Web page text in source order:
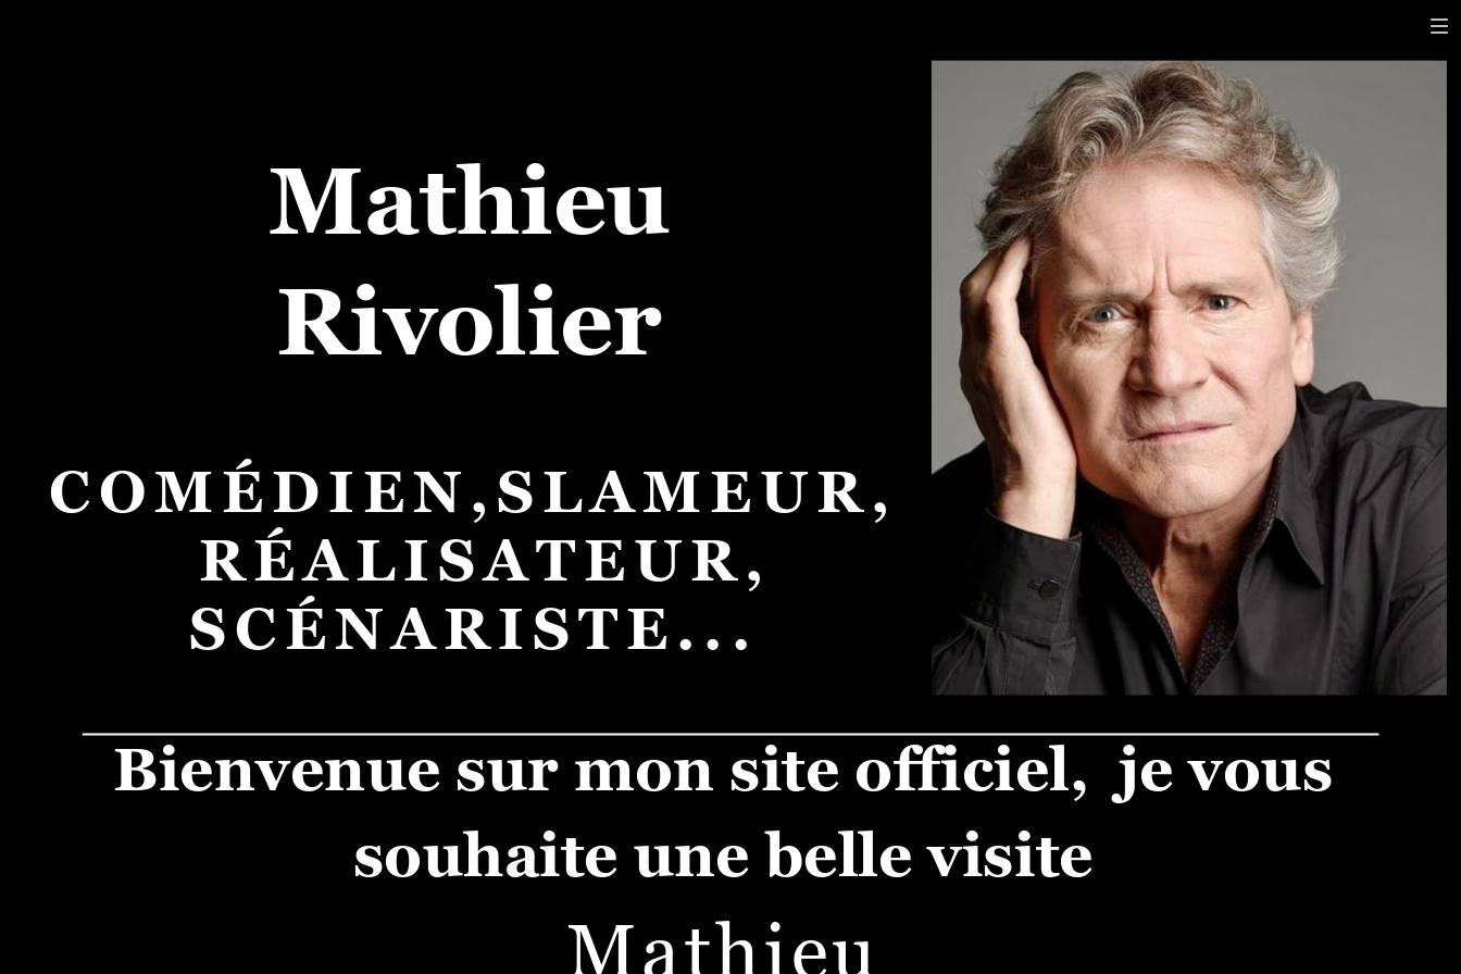
Mathieu
Rivolier
Bienvenue sur mon site officiel, je vous
souhaite une belle visite
Mathieu
COMÉDIEN,SLAMEUR,
RÉALISATEUR,
SCÉNARISTE...